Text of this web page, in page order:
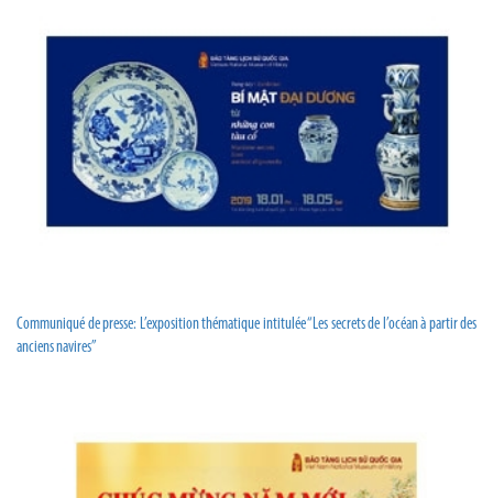
Communiqué de presse: L’exposition thématique intitulée “Les secrets de l’océan à partir des
anciens navires”